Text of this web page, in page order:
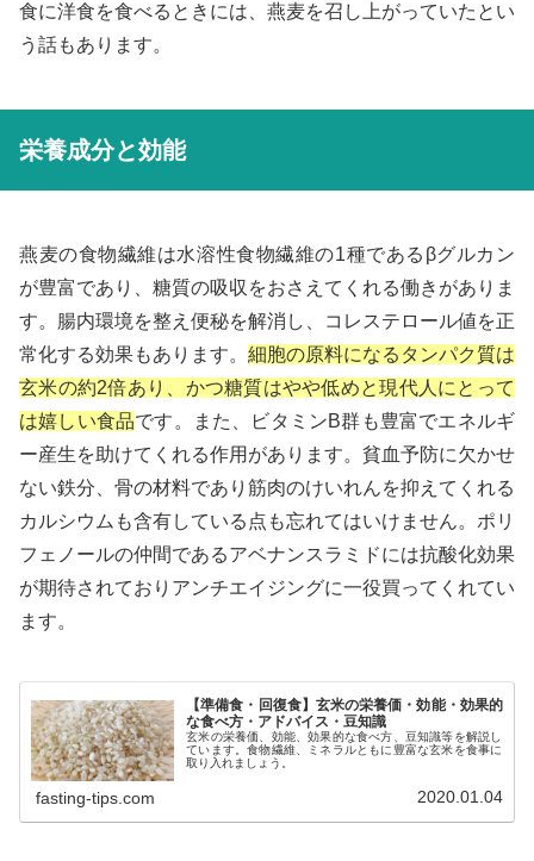
食に洋食を食べるときには、燕麦を召し上がっていたとい
う話もあります。
栄養成分と効能
燕麦の食物繊維は水溶性食物繊維の1種であるβグルカン
が豊富であり、糖質の吸収をおさえてくれる働きがありま
す。腸内環境を整え便秘を解消し、コレステロール値を正
常化する効果もあります。 細胞の原料になるタンパク質は
玄米の約2倍あり、かつ糖質はやや低めと現代人にとって
は嬉しい食品です。また、ビタミンB群も豊富でエネルギ
ー産生を助けてくれる作用があります。貧血予防に欠かせ
ない鉄分、骨の材料であり筋肉のけいれんを抑えてくれる
カルシウムも含有している点も忘れてはいけません。ポリ
フェノールの仲間であるアベナンスラミドには抗酸化効果
が期待されておりアンチエイジングに一役買ってくれてい
ます。
【準備食・回復食】玄米の栄養価・効能・効果的
な食べ方・アドバイス・豆知識
玄米の栄養価、効能、効果的な食べ方、豆知識等を解説し
ています。食物繊維、ミネラルともに豊富な玄米を食事に
取り入れましょう。
fasting-tips.com 2020.01.04